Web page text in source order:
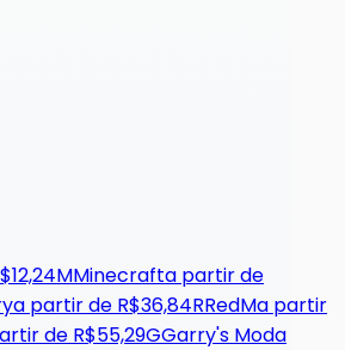
MMinecrafta partir de
a partir de R$36,84RRedMa partir
de R$55,29GGarry's Moda